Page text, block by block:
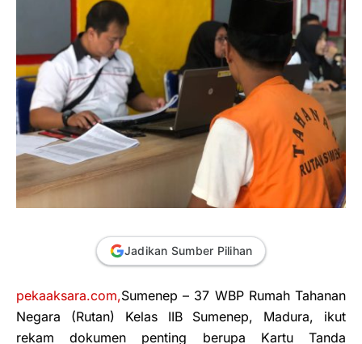
Jadikan Sumber Pilihan
pekaaksara.com,Sumenep – 37 WBP Rumah Tahanan
Negara (Rutan) Kelas IIB Sumenep, Madura, ikut
rekam dokumen penting berupa Kartu Tanda